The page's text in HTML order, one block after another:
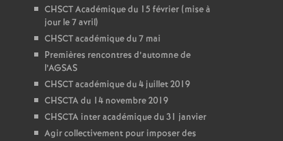
CHSCT Académique du 15 février (mise à
jour le 7 avril)
CHSCT académique du 7 mai
Premières rencontres d’automne de
l’AGSAS
CHSCT académique du 4 juillet 2019
CHSCTA du 14 novembre 2019
CHSCTA inter académique du 31 janvier
Agir collectivement pour imposer des